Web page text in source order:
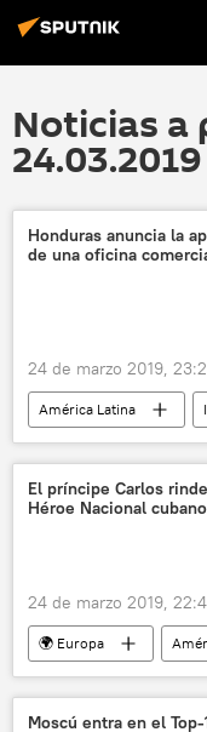
Noticias a
24.03.2019
Honduras anuncia la
de una oficina
24 de marzo 2019,
América Latina
🌍 Oriente Medio
Juan Orlando Hernández
noticias
El príncipe Carlos
Héroe Nacional
24 de marzo 2019,
🌍 Europa
Internacional
Carlos III del Reino Unido
Moscú entra en el